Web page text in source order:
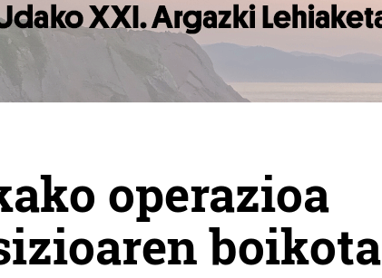
operazioa
boikota